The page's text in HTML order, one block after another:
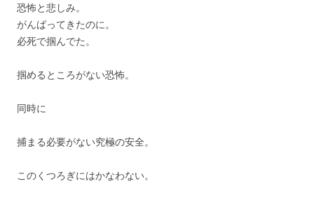
恐怖と悲しみ。
がんばってきたのに。
必死で掴んでた。
掴めるところがない恐怖。
同時に
捕まる必要がない究極の安全。
このくつろぎにはかなわない。